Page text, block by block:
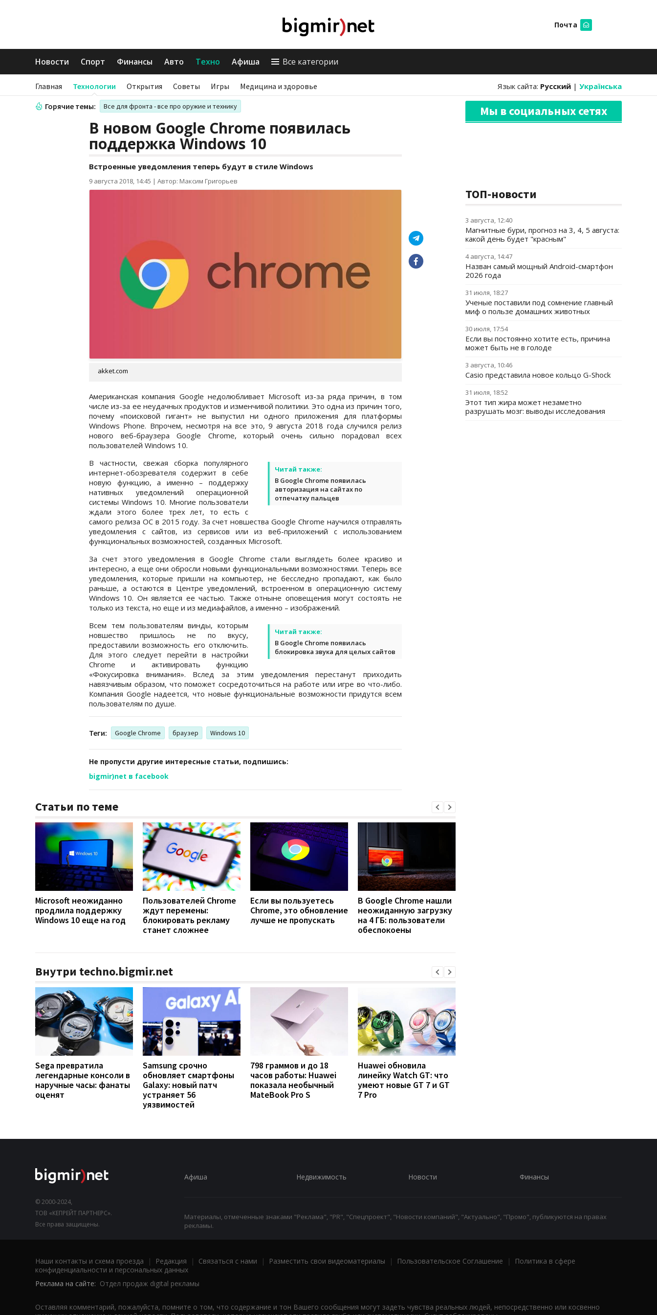
Почта
Новости Спорт Финансы Авто Техно Афиша Все категории
Главная Технологии Открытия Советы Игры Медицина и здоровье Язык сайта: Русский | Українська
Горячие темы: Все для фронта - все про оружие и технику
В новом Google Chrome появилась
поддержка Windows 10
Встроенные уведомления теперь будут в стиле Windows
9 августа 2018, 14:45 | Автор: Максим Григорьев
akket.com
Американская компания Google недолюбливает Microsoft из-за ряда причин, в том
числе из-за ее неудачных продуктов и изменчивой политики. Это одна из причин того,
почему «поисковой гигант» не выпустил ни одного приложения для платформы
Windows Phone. Впрочем, несмотря на все это, 9 августа 2018 года случился релиз
нового веб-браузера Google Chrome, который очень сильно порадовал всех
пользователей Windows 10.
Читай также:
В Google Chrome появилась
авторизация на сайтах по
отпечатку пальцев
В частности, свежая сборка популярного
интернет-обозревателя содержит в себе
новую функцию, а именно – поддержку
нативных уведомлений операционной
системы Windows 10. Многие пользователи
ждали этого более трех лет, то есть с
самого релиза ОС в 2015 году. За счет новшества Google Chrome научился отправлять
уведомления с сайтов, из сервисов или из веб-приложений с использованием
функциональных возможностей, созданных Microsoft.
За счет этого уведомления в Google Chrome стали выглядеть более красиво и
интересно, а еще они обросли новыми функциональными возможностями. Теперь все
уведомления, которые пришли на компьютер, не бесследно пропадают, как было
раньше, а остаются в Центре уведомлений, встроенном в операционную систему
Windows 10. Он является ее частью. Также отныне оповещения могут состоять не
только из текста, но еще и из медиафайлов, а именно – изображений.
Читай также:
В Google Chrome появилась
блокировка звука для целых сайтов
Всем тем пользователям винды, которым
новшество пришлось не по вкусу,
предоставили возможность его отключить.
Для этого следует перейти в настройки
Chrome и активировать функцию
«Фокусировка внимания». Вслед за этим уведомления перестанут приходить
навязчивым образом, что поможет сосредоточиться на работе или игре во что-либо.
Компания Google надеется, что новые функциональные возможности придутся всем
пользователям по душе.
Теги: Google Chrome браузер Windows 10
Не пропусти другие интересные статьи, подпишись:
bigmir)net в facebook
Статьи по теме
Microsoft неожиданно
продлила поддержку
Windows 10 еще на год
Пользователей Chrome
ждут перемены:
блокировать рекламу
станет сложнее
Если вы пользуетесь
Chrome, это обновление
лучше не пропускать
В Google Chrome нашли
неожиданную загрузку
на 4 ГБ: пользователи
обеспокоены
Внутри techno.bigmir.net
Sega превратила
легендарные консоли в
наручные часы: фанаты
оценят
Samsung срочно
обновляет смартфоны
Galaxy: новый патч
устраняет 56
уязвимостей
798 граммов и до 18
часов работы: Huawei
показала необычный
MateBook Pro S
Huawei обновила
линейку Watch GT: что
умеют новые GT 7 и GT
7 Pro
Мы в социальных сетях
ТОП-новости
3 августа, 12:40
Магнитные бури, прогноз на 3, 4, 5 августа:
какой день будет "красным"
4 августа, 14:47
Назван самый мощный Android-смартфон
2026 года
31 июля, 18:27
Ученые поставили под сомнение главный
миф о пользе домашних животных
30 июля, 17:54
Если вы постоянно хотите есть, причина
может быть не в голоде
3 августа, 10:46
Casio представила новое кольцо G-Shock
31 июля, 18:52
Этот тип жира может незаметно
разрушать мозг: выводы исследования
© 2000-2024,
ТОВ «КЕПРЕЙТ ПАРТНЕРС».
Все права защищены.
Афиша Недвижимость Новости Финансы
Материалы, отмеченные знаками "Реклама", "PR", "Спецпроект", "Новости компаний", "Актуально", "Промо", публикуются на правах
рекламы.
Наши контакты и схема проезда | Редакция | Связаться с нами | Разместить свои видеоматериалы | Пользовательское Соглашение |
Политика в сфере
конфиденциальности и персональных данных
Реклама на сайте: Отдел продаж digital рекламы
Оставляя комментарий, пожалуйста, помните о том, что содержание и тон Вашего сообщения могут задеть чувства реальных людей, непосредственно или косвенно